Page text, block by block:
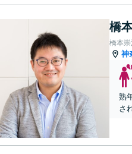
橋
橋本
神
熟
さ